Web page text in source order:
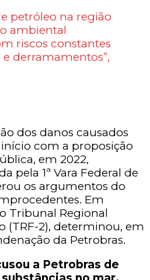
petróleo na região
ambiental
riscos constantes
derramamentos”,
dos danos causados
com a proposição
em 2022,
pela 1ª Vara Federal de
os argumentos do
Em
Tribunal Regional
(TRF-2), determinou, em
da Petrobras.
a Petrobras de